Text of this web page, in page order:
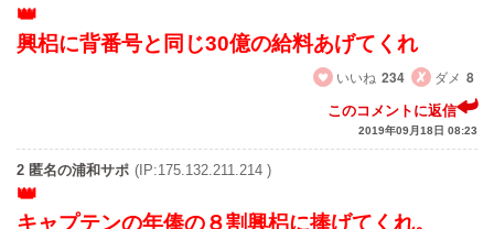
興梠に背番号と同じ30億の給料あげてくれ
いいね 234 ダメ 8
このコメントに返信
2019年09月18日 08:23
2 匿名の浦和サポ (IP:175.132.211.214 )
キャプテンの年俸の８割興梠に捧げてくれ。